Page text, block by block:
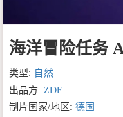
海洋冒险任务
类型: 自然
出品方: ZDF
制片国家/地区: 德国